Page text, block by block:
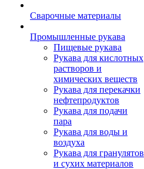
Сварочные материалы
Промышленные рукава
Пищевые рукава
Рукава для кислотных
растворов и
химических веществ
Рукава для перекачки
нефтепродуктов
Рукава для подачи
пара
Рукава для воды и
воздуха
Рукава для гранулятов
и сухих материалов